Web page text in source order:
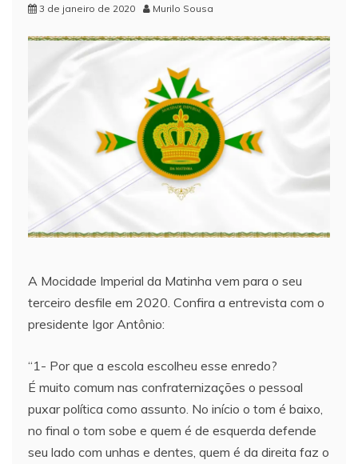
3 de janeiro de 2020 Murilo Sousa
A Mocidade Imperial da Matinha vem para o seu
terceiro desfile em 2020. Confira a entrevista com o
presidente Igor Antônio:
“1- Por que a escola escolheu esse enredo?
É muito comum nas confraternizações o pessoal
puxar política como assunto. No início o tom é baixo,
no final o tom sobe e quem é de esquerda defende
seu lado com unhas e dentes, quem é da direita faz o